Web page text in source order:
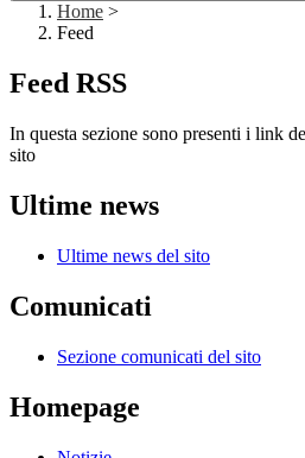
Home >
Feed
Feed RSS
In questa sezione sono presenti i link
sito
Ultime news
Ultime news del sito
Comunicati
Sezione comunicati del sito
Homepage